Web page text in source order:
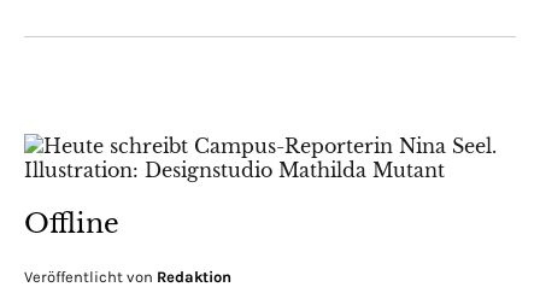
Offline
Veröffentlicht von Redaktion